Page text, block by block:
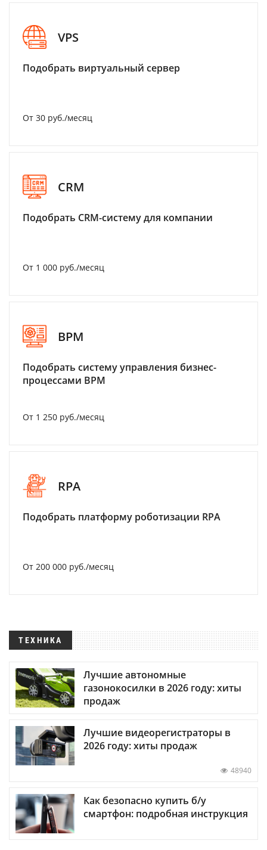
VPS
Подобрать виртуальный сервер
От 30 руб./месяц
CRM
Подобрать CRM-систему для компании
От 1 000 руб./месяц
BPM
Подобрать систему управления бизнес-
процессами BPM
От 1 250 руб./месяц
RPA
Подобрать платформу роботизации RPA
От 200 000 руб./месяц
ТЕХНИКА
Лучшие автономные
газонокосилки в 2026 году: хиты
продаж
Лучшие видеорегистраторы в
2026 году: хиты продаж
48940
Как безопасно купить б/у
смартфон: подробная инструкция